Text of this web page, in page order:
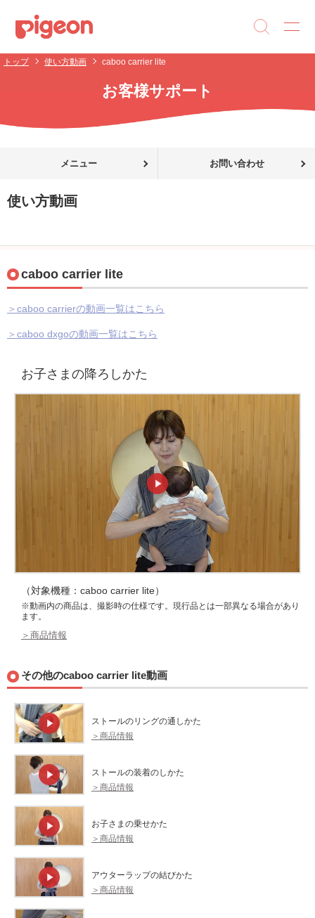
トップ 使い方動画 caboo carrier lite
お客様サポート
メニュー お問い合わせ
使い方動画
caboo carrier lite
＞caboo carrierの動画一覧はこちら
＞caboo dxgoの動画一覧はこちら
お子さまの降ろしかた
（対象機種：caboo carrier lite）
※動画内の商品は、撮影時の仕様です。現行品とは一部異なる場合があり
ます。
＞商品情報
その他のcaboo carrier lite動画
ストールのリングの通しかた
＞商品情報
ストールの装着のしかた
＞商品情報
お子さまの乗せかた
＞商品情報
アウターラップの結びかた
＞商品情報